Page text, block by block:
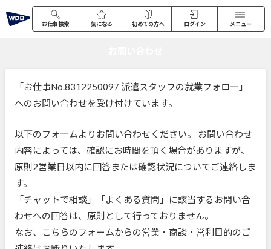
お仕事検索 気になる 初めての方へ ログイン メニュー
「お仕事No.8312250097 派遣スタッフの就業フォロー」
へのお問い合わせを受け付けています。
以下のフォームよりお問い合わせください。 お問い合わせ
内容によっては、確認にお時間を頂く場合がありますが、
原則2営業日以内に回答または確認状況についてご連絡しま
す。
「チャットで相談」「よくある質問」に該当するお問い合
わせへの回答は、原則として行っておりません。
なお、こちらのフォームからの営業・商談・営利目的のご